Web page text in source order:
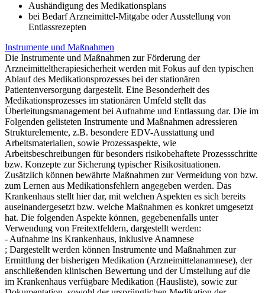
Aushändigung des Medikationsplans
bei Bedarf Arzneimittel-Mitgabe oder Ausstellung von
Entlassrezepten
Instrumente und Maßnahmen
Die Instrumente und Maßnahmen zur Förderung der
Arzneimitteltherapiesicherheit werden mit Fokus auf den typischen
Ablauf des Medikationsprozesses bei der stationären
Patientenversorgung dargestellt. Eine Besonderheit des
Medikationsprozesses im stationären Umfeld stellt das
Überleitungsmanagement bei Aufnahme und Entlassung dar. Die im
Folgenden gelisteten Instrumente und Maßnahmen adressieren
Strukturelemente, z.B. besondere EDV-Ausstattung und
Arbeitsmaterialien, sowie Prozessaspekte, wie
Arbeitsbeschreibungen für besonders risikobehaftete Prozessschritte
bzw. Konzepte zur Sicherung typischer Risikosituationen.
Zusätzlich können bewährte Maßnahmen zur Vermeidung von bzw.
zum Lernen aus Medikationsfehlern angegeben werden. Das
Krankenhaus stellt hier dar, mit welchen Aspekten es sich bereits
auseinandergesetzt bzw. welche Maßnahmen es konkret umgesetzt
hat. Die folgenden Aspekte können, gegebenenfalls unter
Verwendung von Freitextfeldern, dargestellt werden:
- Aufnahme ins Krankenhaus, inklusive Anamnese
; Dargestellt werden können Instrumente und Maßnahmen zur
Ermittlung der bisherigen Medikation (Arzneimittelanamnese), der
anschließenden klinischen Bewertung und der Umstellung auf die
im Krankenhaus verfügbare Medikation (Hausliste), sowie zur